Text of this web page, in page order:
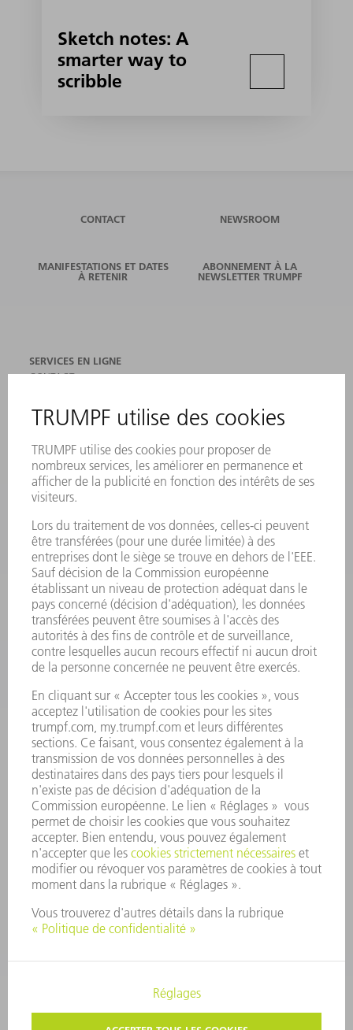
Sketch notes: A
smarter way to
scribble
CONTACT NEWSROOM
MANIFESTATIONS ET DATES
À RETENIR
ABONNEMENT À LA
NEWSLETTER TRUMPF
SERVICES EN LIGNE
CONTACT
MANIFESTATIONS ET DATES À RETENIR
INSCRIPTION À LA NEWSLETTER
PRODUITS
MACHINES & SYSTÈMES
LASER
ELECTRONIQUE DE PUISSANCE
OUTILS ÉLECTRIQUES
SMART FACTORY
LOGICIEL
SERVICES
APPLICATIONS
SECTEURS D'ACTIVITÉ
ENTREPRISE
CARRIÈRE
OFFRES D'EMPLOI
PROFIL DE L'ENTREPRISE
CONSEIL D'ADMINISTRATION
RAPPORT ANNUEL
PRINCIPES FONDAMENTAUX DE L'ENTREPRISE
CONFORMITÉ
SYSTÈME D'ALERTE
SÉCURITÉ
COMMUNIQUÉS DE PRESSE
MAGAZINE
DURABILITÉ
ENVIRONNEMENT ET CLIMAT
SOCIAL ET SOCIÉTÉ
GESTION D'ENTREPRISE
PROTECTION DES DONNÉES PERSONNELLES
COPYRIGHT ET DROIT DES MARQUES